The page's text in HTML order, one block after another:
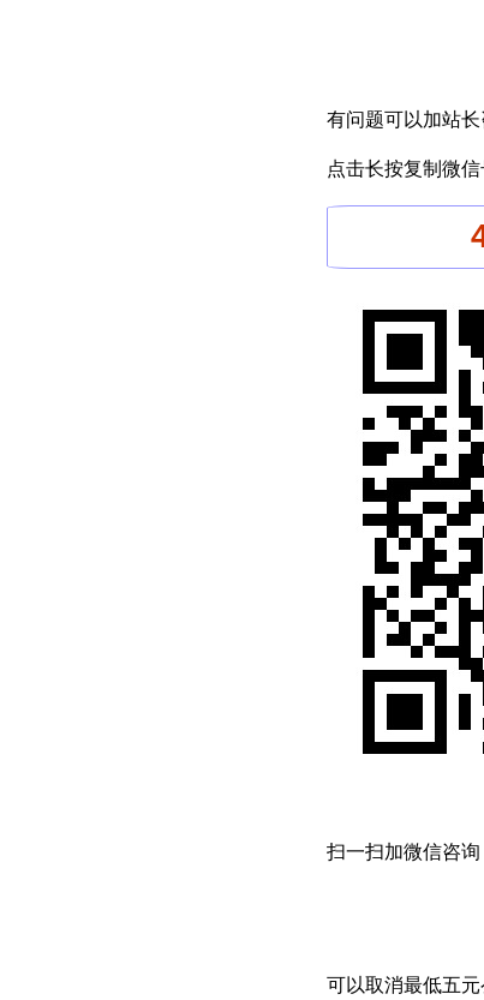
有问题可以加站
点击长按复制微
扫一扫加微信咨询
可以取消最低五